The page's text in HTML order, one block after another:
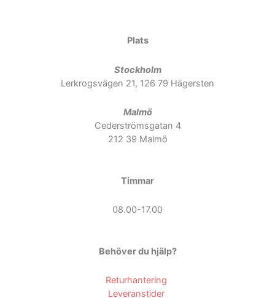
Plats
Stockholm
Lerkrogsvägen 21, 126 79 Hägersten
Malmö
Cederströmsgatan 4
212 39 Malmö
Timmar
08.00-17.00
Behöver du hjälp?
Returhantering
Leveranstider